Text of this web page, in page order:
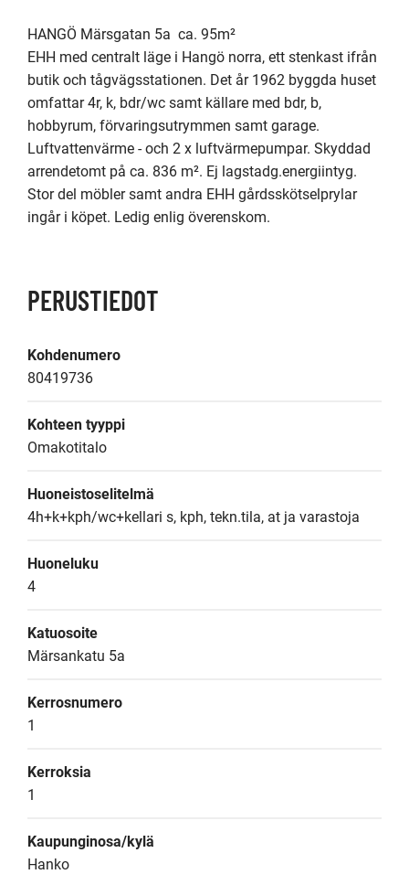
HANGÖ Märsgatan 5a  ca. 95m²
EHH med centralt läge i Hangö norra, ett stenkast ifrån
butik och tågvägsstationen. Det år 1962 byggda huset
omfattar 4r, k, bdr/wc samt källare med bdr, b,
hobbyrum, förvaringsutrymmen samt garage.
Luftvattenvärme - och 2 x luftvärmepumpar. Skyddad
arrendetomt på ca. 836 m². Ej lagstadg.energiintyg.
Stor del möbler samt andra EHH gårdsskötselprylar
ingår i köpet. Ledig enlig överenskom.
PERUSTIEDOT
Kohdenumero
80419736
Kohteen tyyppi
Omakotitalo
Huoneistoselitelmä
4h+k+kph/wc+kellari s, kph, tekn.tila, at ja varastoja
Huoneluku
4
Katuosoite
Märsankatu 5a
Kerrosnumero
1
Kerroksia
1
Kaupunginosa/kylä
Hanko